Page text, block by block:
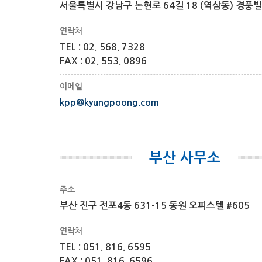
서울특별시 강남구 논현로 64길 18 (역삼동) 경풍
연락처
TEL : 02. 568. 7328
FAX : 02. 553. 0896
이메일
kpp@kyungpoong.com
부산 사무소
주소
부산 진구 전포4동 631-15 동원 오피스텔 #605
연락처
TEL : 051. 816. 6595